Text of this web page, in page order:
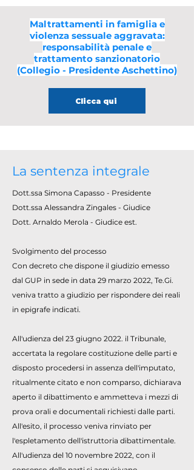
Maltrattamenti in famiglia e
violenza sessuale aggravata:
responsabilità penale e
trattamento sanzionatorio
(Collegio - Presidente Aschettino)
Clicca qui
La sentenza integrale
Dott.ssa Simona Capasso - Presidente
Dott.ssa Alessandra Zingales - Giudice
Dott. Arnaldo Merola - Giudice est.
Svolgimento del processo
Con decreto che dispone il giudizio emesso
dal GUP in sede in data 29 marzo 2022, Te.Gi.
veniva tratto a giudizio per rispondere dei reali
in epigrafe indicati.
All'udienza del 23 giugno 2022. il Tribunale,
accertata la regolare costituzione delle parti e
disposto procedersi in assenza dell'imputato,
ritualmente citato e non comparso, dichiarava
aperto il dibattimento e ammetteva i mezzi di
prova orali e documentali richiesti dalle parti.
All'esito, il processo veniva rinviato per
l'espletamento dell'istruttoria dibattimentale.
All'udienza del 10 novembre 2022, con il